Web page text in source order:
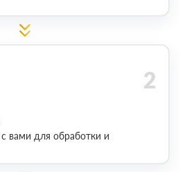
вами для обработки и